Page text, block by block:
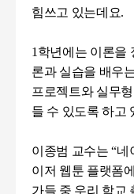
힘쓰고 있는데요.
1 학년에는 이론을
론과 실습을 배우
프로젝트와 실무
들 수 있도록 하고
이종범 교수는 “네
이저 웹툰 플랫폼
가들 중 우리 학교